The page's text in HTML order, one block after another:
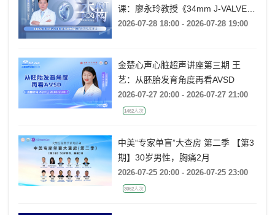
课：廖永玲教授《34mm J-VALVE
TF 治疗超大瓣环AR的实战经验》
2026-07-28 18:00 - 2026-07-28 19:00
金楚心声心脏超声讲座第三期 王
艺：从胚胎发育角度再看AVSD
2026-07-27 20:00 - 2026-07-27 21:00
1462人次
中美“专家单盲”大查房 第二季 【第3
期】30岁男性，胸痛2月
2026-07-25 20:00 - 2026-07-25 23:00
3062人次